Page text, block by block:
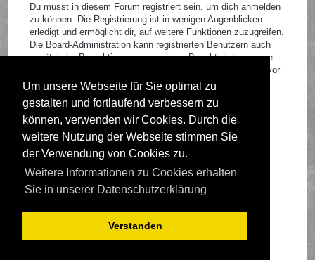
Um unsere Webseite für Sie optimal zu
gestalten und fortlaufend verbessern zu
können, verwenden wir Cookies. Durch die
weitere Nutzung der Webseite stimmen Sie
der Verwendung von Cookies zu.
Weitere Informationen zu Cookies erhalten
Sie in unserer Datenschutzerklärung
Verstanden
Du musst in diesem Forum registriert sein, um dich anmelden
zu können. Die Registrierung ist in wenigen Augenblicken
erledigt und ermöglicht dir, auf weitere Funktionen zuzugreifen.
Die Board-Administration kann registrierten Benutzern auch
zusätzliche Berechtigungen zuweisen. Beachte bitte unsere
Nutzungsbedingungen und die verwandten Regelungen, bevor
du dich registrierst. Bitte beachte auch die jeweiligen
Forenregeln, wenn du dich in diesem Board bewegst.
Nutzungsbedingungen|Datenschutzrichtlinie
Registrieren
Foren-Übersicht
Deutsche Übersetzung durchphpBB.de